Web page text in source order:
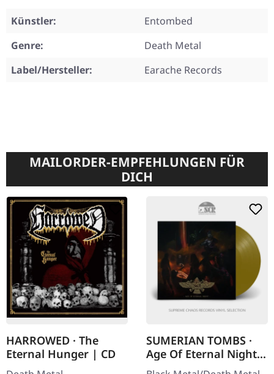
Künstler:
Entombed
Genre:
Death Metal
Label/Hersteller:
Earache Records
MAILORDER-EMPFEHLUNGEN FÜR
DICH
HARROWED · The
Eternal Hunger | CD
SUMERIAN TOMBS ·
Age Of Eternal Night |
GOLD LP